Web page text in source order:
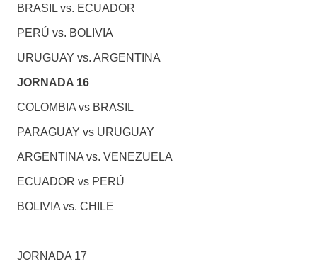
BRASIL vs. ECUADOR
PERÚ vs. BOLIVIA
URUGUAY vs. ARGENTINA
JORNADA 16
COLOMBIA vs BRASIL
PARAGUAY vs URUGUAY
ARGENTINA vs. VENEZUELA
ECUADOR vs PERÚ
BOLIVIA vs. CHILE
JORNADA 17